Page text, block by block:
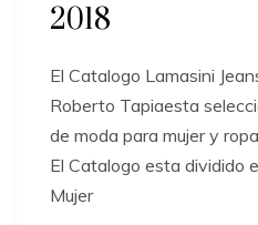
2018
El Catalogo Lamasini
Roberto Tapiaesta
de moda para mujer y
El Catalogo esta dividido
Mujer